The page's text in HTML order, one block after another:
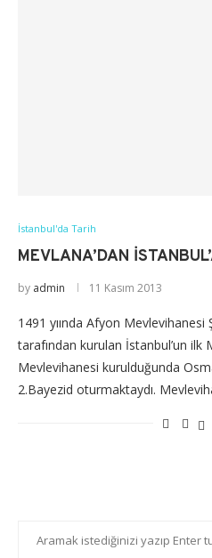
İstanbul'da Tarih
MEVLANA’DAN
by admin 11 Kasım 2013
1491 yıında Afyon
tarafından kurulan İstanbul’un ilk
Mevlevihanesi kurulduğunda
2.Bayezid oturmaktaydı.